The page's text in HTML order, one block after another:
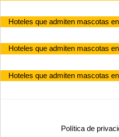
Hoteles que admiten mascotas
Hoteles que admiten mascotas
Hoteles que admiten mascotas
Política de